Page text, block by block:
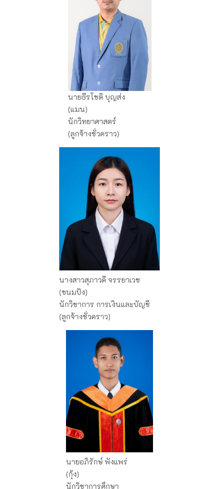
นายธีรโชติ บุญส่ง
(แมน)
นักวิทยาศาสตร์
(ลูกจ้างชั่วคราว)
นางสาวสุภาวดี จรรยาเวช
(ขนมปัง)
นักวิชาการ การเงินและบัญชี
(ลูกจ้างชั่วคราว)
นายอภิรักษ์ พังแพร่
(กุ้ง)
นักวิชาการศึกษา